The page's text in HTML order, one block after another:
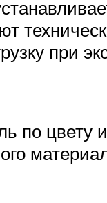
при
цвету